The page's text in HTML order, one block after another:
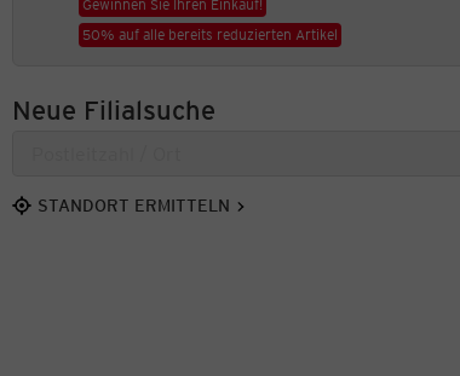
Gewinnen Sie Ihren Einkauf!
50% auf alle bereits reduzierten Artikel
Neue Filialsuche
STANDORT ERMITTELN